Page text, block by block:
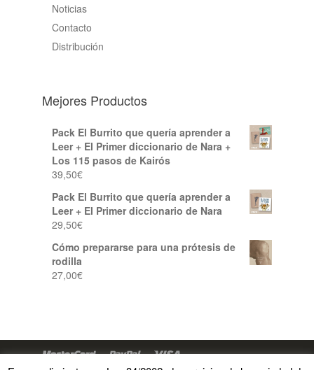
Noticias
Contacto
Distribución
Mejores Productos
Pack El Burrito que quería aprender a
Leer + El Primer diccionario de Nara +
Los 115 pasos de Kairós
39,50€
Pack El Burrito que quería aprender a
Leer + El Primer diccionario de Nara
29,50€
Cómo prepararse para una prótesis de
rodilla
27,00€